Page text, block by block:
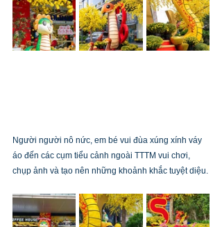
Người người nô nức, em bé vui đùa xúng xính váy
áo đến các cụm tiểu cảnh ngoài TTTM vui chơi,
chụp ảnh và tạo nên những khoảnh khắc tuyệt diệu.